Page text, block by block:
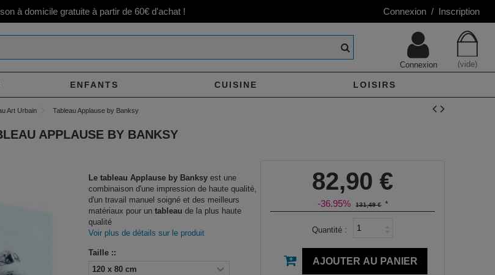
à domicile gratuite à partir de 60€ d'achat ! Connexion / Inscription
(vide)
Connexion
ENFANTS CUISINE LOISIRS
Art Urbain Tableau Applause by Banksy
APPLAUSE BY BANKSY
Le tableau Applause by Banksy est une
combinaison d'une impression de haute qualité,
d'un travail manuel soigné et des meilleurs
matériaux pour un tableau de la plus haute
qualité
Voir plus de détails sur le produit
Taille ::
82,90 €
-36.95% 131,49 € *
Quantité :
AJOUTER AU PANIER